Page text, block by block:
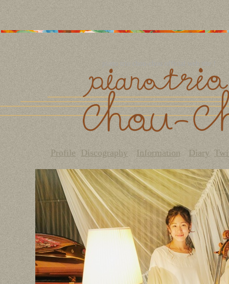
Diary
Profile Information
Discography
piano trio chou-chou official web site！